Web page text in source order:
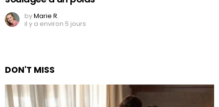
byMarie R.
il y a environ 5 jours
DON'T MISS